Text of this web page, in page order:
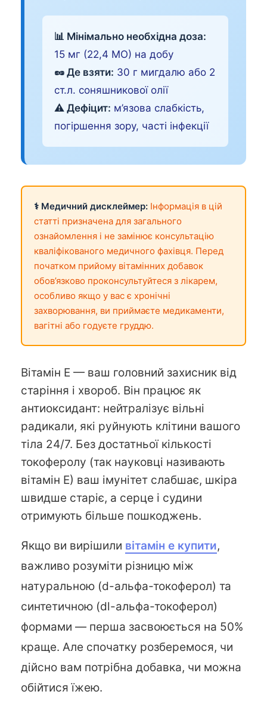
📊 Мінімально необхідна доза:
15 мг (22,4 МО) на добу
🥜 Де взяти: 30 г мигдалю або 2
ст.л. соняшникової олії
⚠️ Дефіцит: м’язова слабкість,
погіршення зору, часті інфекції
⚕️ Медичний дисклеймер: Інформація в цій
статті призначена для загального
ознайомлення і не замінює консультацію
кваліфікованого медичного фахівця. Перед
початком прийому вітамінних добавок
обов’язково проконсультуйтеся з лікарем,
особливо якщо у вас є хронічні
захворювання, ви приймаєте медикаменти,
вагітні або годуєте груддю.
Вітамін Е — ваш головний захисник від
старіння і хвороб. Він працює як
антиоксидант: нейтралізує вільні
радикали, які руйнують клітини вашого
тіла 24/7. Без достатньої кількості
токоферолу (так науковці називають
вітамін Е) ваш імунітет слабшає, шкіра
швидше старіє, а серце і судини
отримують більше пошкоджень.
Якщо ви вирішили вітамін е купити,
важливо розуміти різницю між
натуральною (d-альфа-токоферол) та
синтетичною (dl-альфа-токоферол)
формами — перша засвоюється на 50%
краще. Але спочатку розберемося, чи
дійсно вам потрібна добавка, чи можна
обійтися їжею.